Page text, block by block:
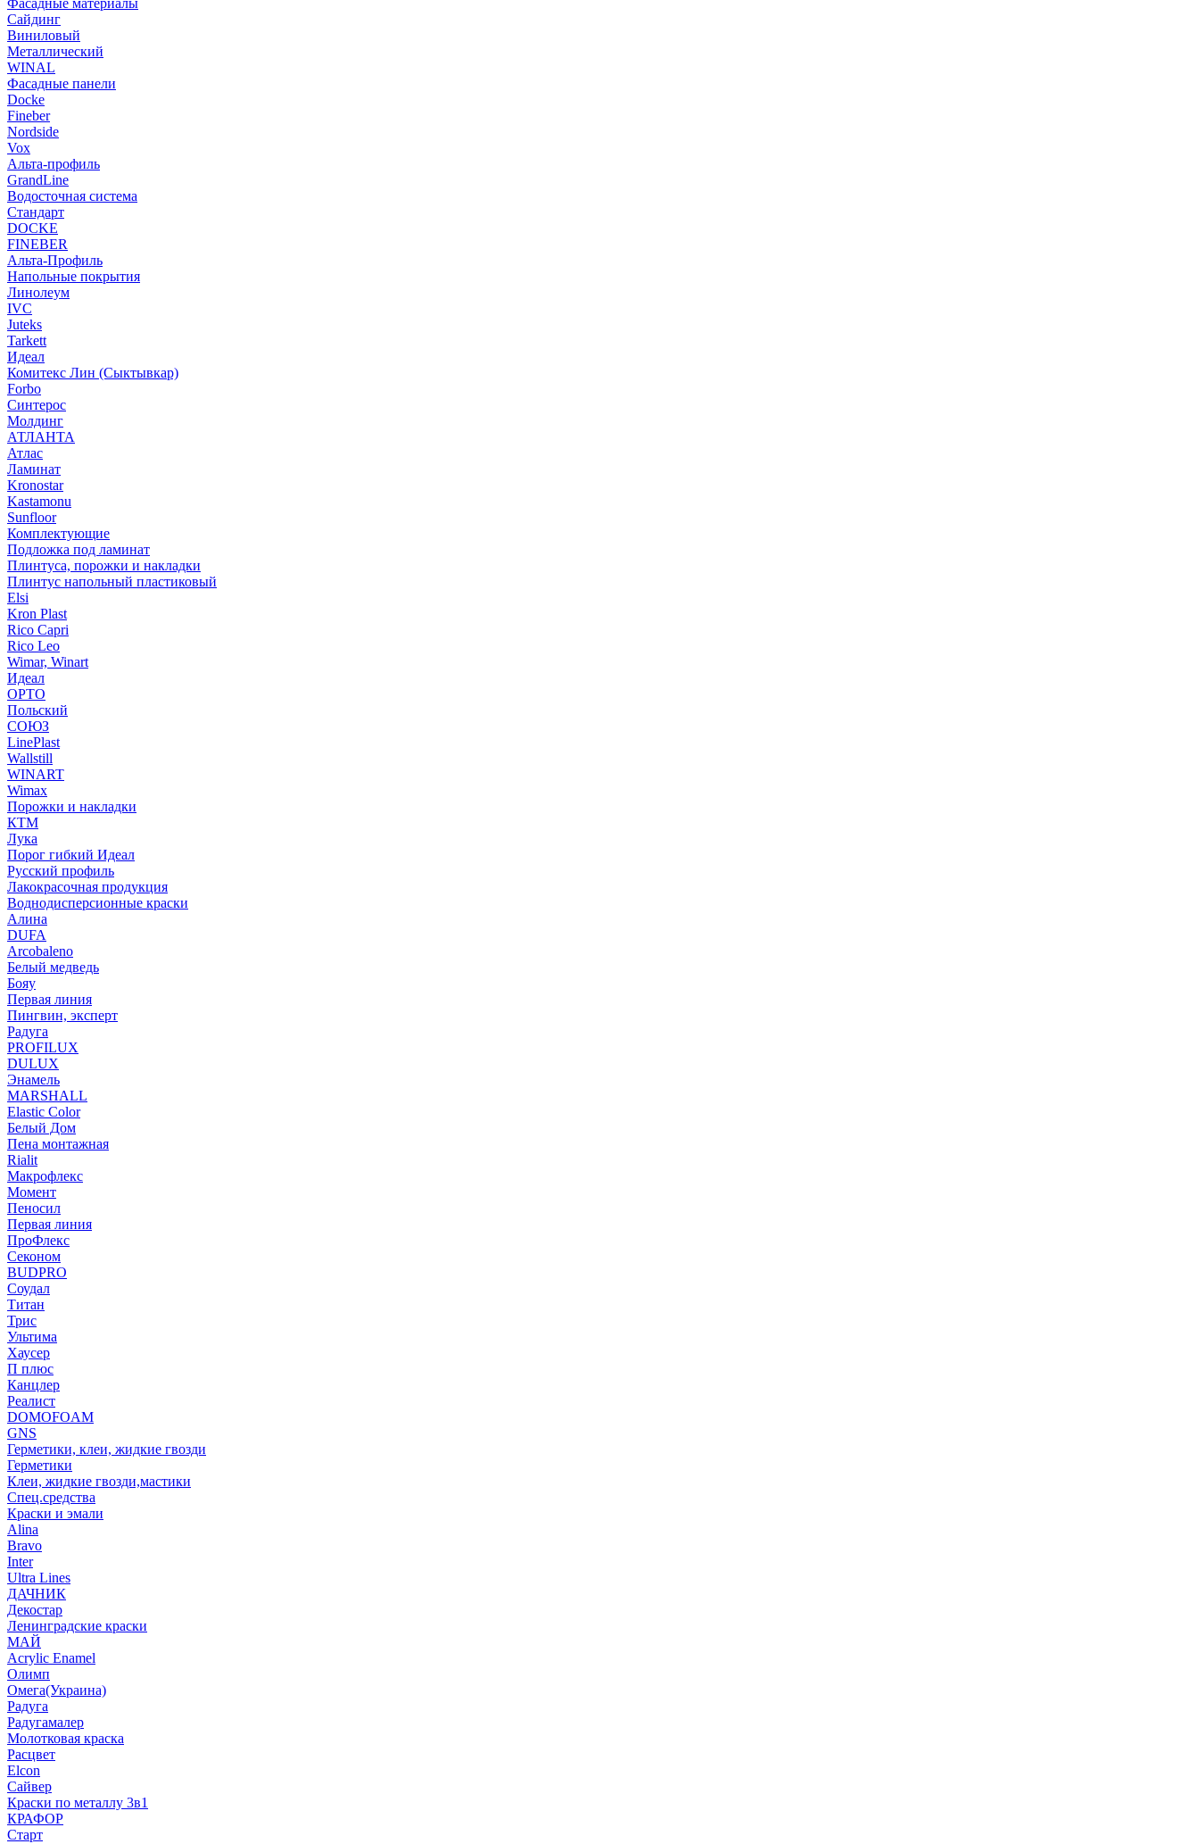
Фасадные материалы
Сайдинг
Виниловый
Металлический
WINAL
Фасадные панели
Docke
Fineber
Nordside
Vox
Альта-профиль
GrandLine
Водосточная система
Стандарт
DOCKE
FINEBER
Альта-Профиль
Напольные покрытия
Линолеум
IVC
Juteks
Tarkett
Идеал
Комитекс Лин (Сыктывкар)
Forbo
Синтерос
Молдинг
АТЛАНТА
Атлас
Ламинат
Kronostar
Kastamonu
Sunfloor
Комплектующие
Подложка под ламинат
Плинтуса, порожки и накладки
Плинтус напольный пластиковый
Elsi
Kron Plast
Rico Capri
Rico Leo
Wimar, Winart
Идеал
ОРТО
Польский
СОЮЗ
LinePlast
Wallstill
WINART
Wimax
Порожки и накладки
КТМ
Лука
Порог гибкий Идеал
Русский профиль
Лакокрасочная продукция
Воднодисперсионные краски
Алина
DUFA
Arcobaleno
Белый медведь
Бояу
Первая линия
Пингвин, эксперт
Радуга
PROFILUX
DULUX
Энамель
MARSHALL
Elastic Color
Белый Дом
Пена монтажная
Rialit
Макрофлекс
Момент
Пеносил
Первая линия
ПроФлекс
Секоном
BUDPRO
Соудал
Титан
Трис
Ультима
Хаусер
П плюс
Канцлер
Реалист
DOMOFOAM
GNS
Герметики, клеи, жидкие гвозди
Герметики
Клеи, жидкие гвозди,мастики
Спец.средства
Краски и эмали
Alina
Bravo
Inter
Ultra Lines
ДАЧНИК
Декостар
Ленинградские краски
МАЙ
Acrylic Enamel
Олимп
Омега(Украина)
Радуга
Радугамалер
Молотковая краска
Расцвет
Elcon
Сайвер
Краски по металлу 3в1
КРАФОР
Старт